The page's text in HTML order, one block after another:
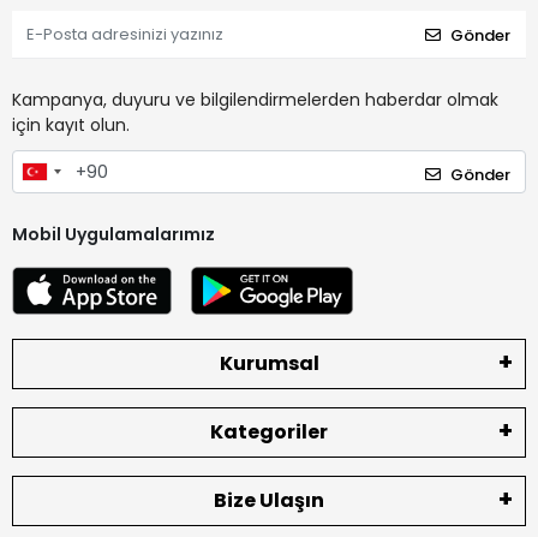
Gönder
Kampanya, duyuru ve bilgilendirmelerden haberdar olmak
için kayıt olun.
Gönder
Mobil Uygulamalarımız
Kurumsal
Kategoriler
Bize Ulaşın